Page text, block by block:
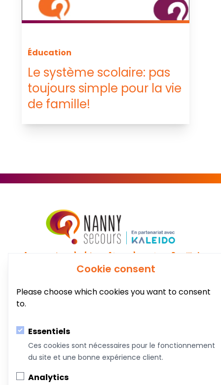
Éducation
Le système scolaire: pas
toujours simple pour la vie
de famille!
Intervenants
ateliers et
Nous joindre
Devenez commanditaire
Cookie consent
Please choose which cookies you want to consent
to.
Essentiels
Ces cookies sont nécessaires pour le fonctionnement
du site et une bonne expérience client.
Analytics